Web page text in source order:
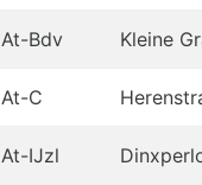
At-Bdv Kleine
At-C
At-IJzl